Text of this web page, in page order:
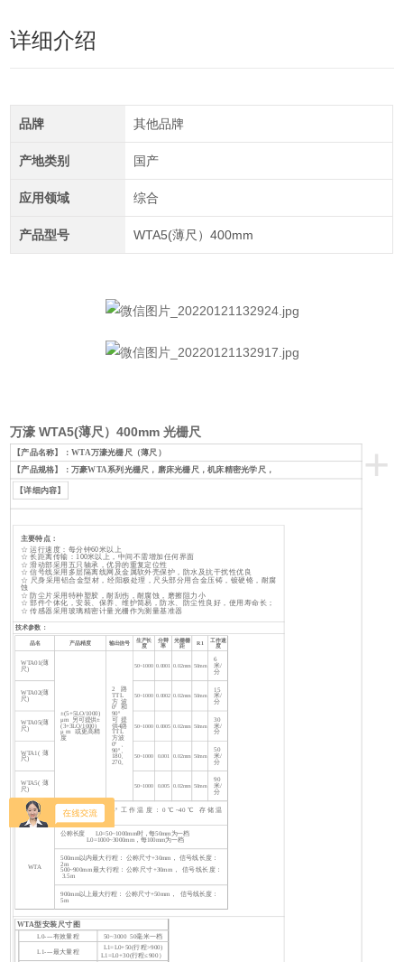
详细介绍
品牌 其他品牌
产地类别 国产
应用领域 综合
产品型号 WTA5(薄尺）400mm
万濠 WTA5(薄尺）400mm 光栅尺
+
【产品名称】
：WTA万濠光栅尺（薄尺）
【产品规格】
：万豪WTA系列光栅尺，磨床光栅尺，机床精密光学尺，
【详细内容】
主要特点：
☆ 运行速度：每分钟60米以上
☆ 长距离传输：100米以上，中间不需增加任何界面
☆ 滑动部采用五只轴承，优异的重复定位性
☆ 信号线采用多层隔离线网及金属软外壳保护，防水及抗干扰性优良
☆ 尺身采用铝合金型材，经阳极处理，尺头部分用合金压铸，镀硬铬，耐腐
蚀
☆ 防尘片采用特种塑胶，耐刮伤，耐腐蚀，磨擦阻力小
☆ 部件个体化，安装、保养、维护简易，防水、防尘性良好，使用寿命长；
☆ 传感器采用玻璃精密计量光栅作为测量基准器
技术参数：
品名 产品精度 输出信号
生产长
度
分辩
率
光栅栅
距
R1
工作速
度
WTA01(薄
尺)
±(5+5LO/1000)
μm 另可提供±
(3+3LO/1000)
μ m 或更高精
度
2路
TTL
方波
0º和
90º
可提
供4路
TTL
方波
0º、
90º、
180、
270。
50~1000 0.0001 0.02mm 50mm
6
米/
分
WTA02(薄
尺)
50~1000 0.0002 0.02mm 50mm
15
米/
分
WTA05(薄
尺)
50~1000 0.0005 0.02mm 50mm
30
米/
分
WTA1(薄
尺)
50~1000 0.001 0.02mm 50mm
50
米/
分
WTA5(薄
尺)
50~1000 0.005 0.02mm 50mm
90
米/
分
其它资料
相偏移差90º ±15º 工作温度：0℃~40℃ 存储温
度：-20℃~50℃
WTA
公称长度 L0=50~1000mm时，每50mm为一档
L0=1000~3000mm，每100mm为一档
500mm以内最大行程： 公称尺寸+30mm， 信号线长度：
2m
500~900mm最大行程：公称尺寸+30mm， 信号线长度：
3.5m
900mm以上最大行程： 公称尺寸+50mm， 信号线长度：
5m
WTA型安装尺寸图
L0----有效量程 50~3000 50毫米一档
L1----最大量程
L1=L0+50(行程>900)
L1=L0+30(行程≤900）